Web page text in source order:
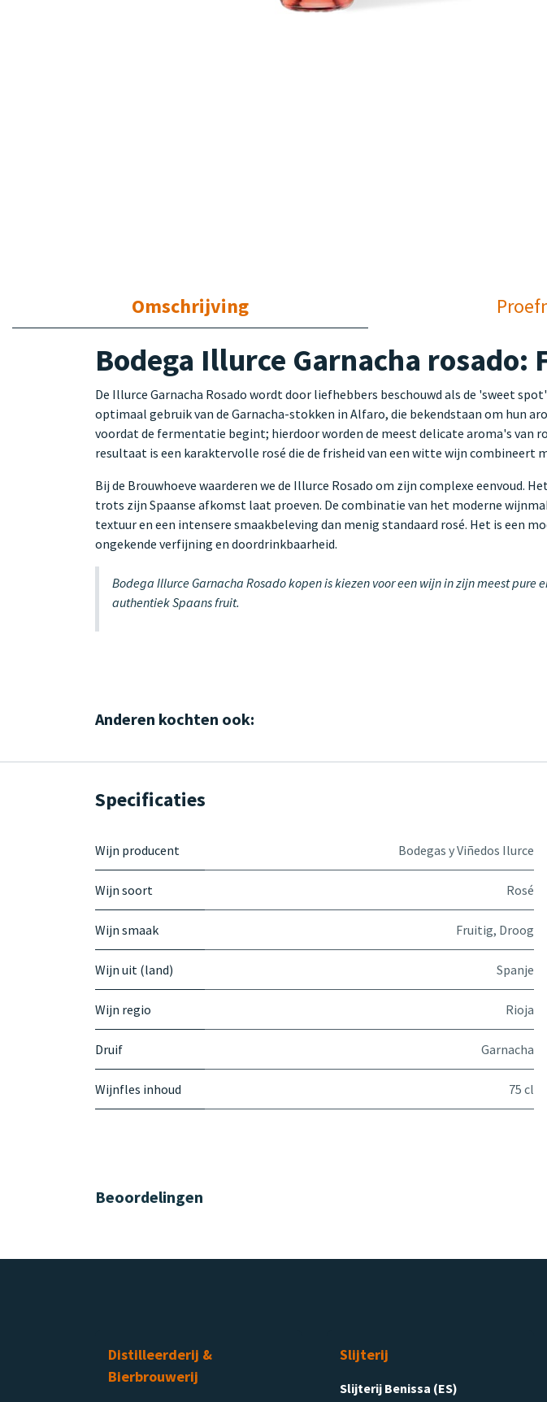
Omschrijving
Bodega Illurce Garnacha
De Illurce Garnacha Rosado wordt door liefhebbers beschouwd als de 'sweet
optimaal gebruik van de Garnacha-stokken in Alfaro, die bekendstaan om hun
voordat de fermentatie begint; hierdoor worden de meest delicate aroma's van
resultaat is een karaktervolle rosé die de frisheid van een witte wijn combineert
Bij de Brouwhoeve waarderen we de Illurce Rosado om zijn complexe
trots zijn Spaanse afkomst laat proeven. De combinatie van het moderne
textuur en een intensere smaakbeleving dan menig standaard rosé. Het is een
ongekende verfijning en doordrinkbaarheid.
Bodega Illurce Garnacha Rosado kopen is kiezen voor een wijn in zijn meest
authentiek Spaans fruit.
Anderen kochten ook:
Specificaties
Wijn producent Bodegas y Viñedos Ilurce
Wijn soort Rosé
Wijn smaak Fruitig, Droog
Wijn uit (land) Spanje
Wijn regio Rioja
Druif Garnacha
Wijnfles inhoud 75 cl
Beoordelingen
Distilleerderij &
Bierbrouwerij
Slijterij
Slijterij Benissa (ES)